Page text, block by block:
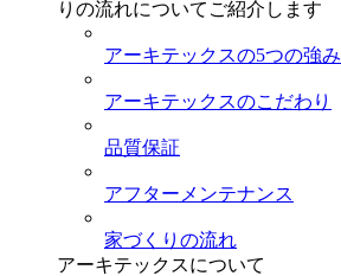
りの流れについてご紹介します
アーキテックスの5つの強み
アーキテックスのこだわり
品質保証
アフターメンテナンス
家づくりの流れ
アーキテックスについて